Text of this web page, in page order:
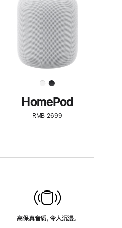
了
解
HomePod<
HomePod
RMB 2699
高保真音质，令人沉浸。